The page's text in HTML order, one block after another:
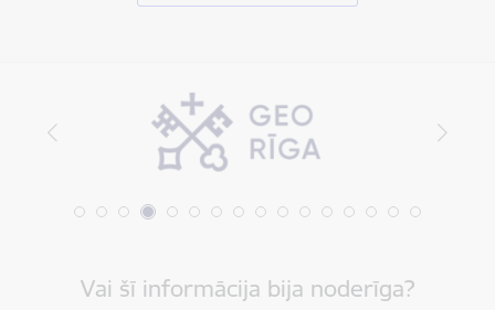
Vai šī informācija bija noderīga?